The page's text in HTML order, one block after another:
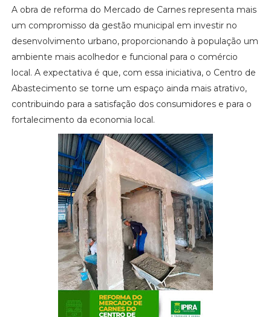
A obra de reforma do Mercado de Carnes representa mais
um compromisso da gestão municipal em investir no
desenvolvimento urbano, proporcionando à população um
ambiente mais acolhedor e funcional para o comércio
local. A expectativa é que, com essa iniciativa, o Centro de
Abastecimento se torne um espaço ainda mais atrativo,
contribuindo para a satisfação dos consumidores e para o
fortalecimento da economia local.